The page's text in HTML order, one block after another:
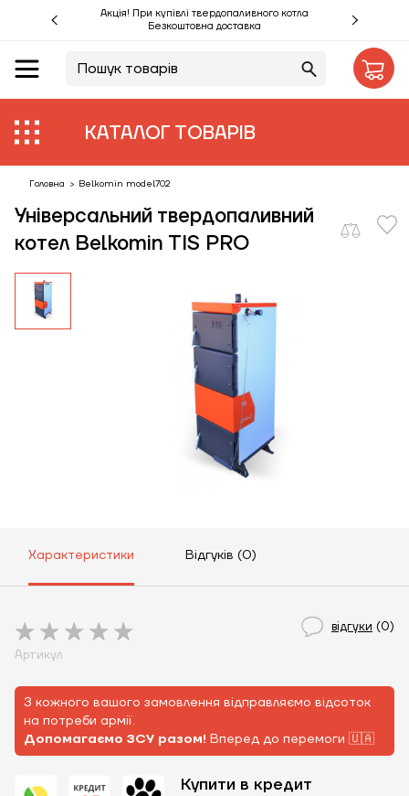
Акція! При купівлі твердопаливного котла
Безкоштовна доставка
КАТАЛОГ ТОВАРІВ
Акції %
Виробники
Об'єкти
Монтаж
Клієнтам
Статті
Головна > Belkomin model702
Універсальний твердопаливний
котел Belkomin TIS PRO
Характеристики Відгуків (0)
відгуки (0)
Артикул
З кожного вашого замовлення відправляємо відсоток
на потреби армії.
Допомагаємо ЗСУ разом! Вперед до перемоги 🇺🇦
Купити в кредит